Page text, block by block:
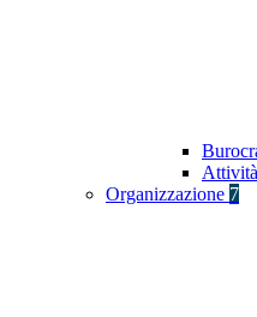
Organizzazione 7